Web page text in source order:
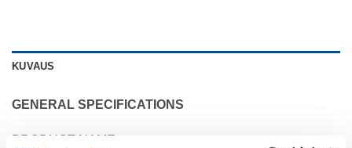
KUVAUS
GENERAL SPECIFICATIONS
PRODUCT NAME